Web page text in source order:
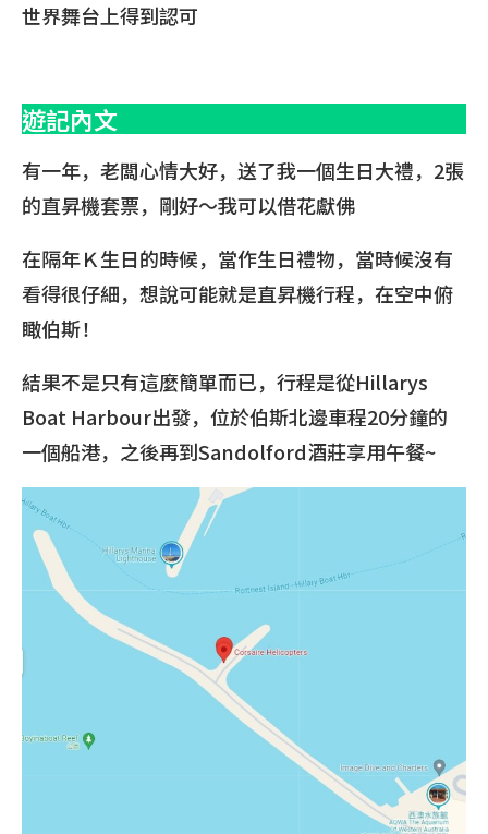
世界舞台上得到認可
遊記內文
有一年，老闆心情大好，送了我一個生日大禮，2張
的直昇機套票，剛好～我可以借花獻佛
在隔年Ｋ生日的時候，當作生日禮物，當時候沒有
看得很仔細，想說可能就是直昇機行程，在空中俯
瞰伯斯！
結果不是只有這麼簡單而已，行程是從Hillarys
Boat Harbour出發，位於伯斯北邊車程20分鐘的
一個船港，之後再到Sandolford酒莊享用午餐~